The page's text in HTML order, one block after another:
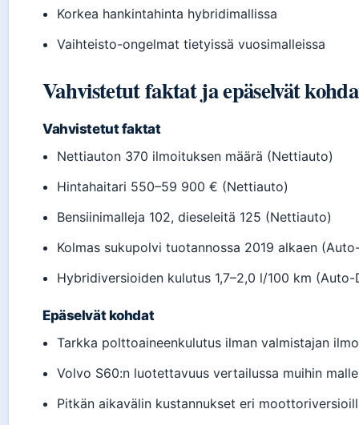
Korkea hankintahinta hybridimallissa
Vaihteisto-ongelmat tietyissä vuosimalleissa
Vahvistetut faktat ja epäselvät
Vahvistetut faktat
Nettiauton 370 ilmoituksen määrä (Nettiauto)
Hintahaitari 550–59 900 € (Nettiauto)
Bensiinimalleja 102, dieseleitä 125 (Nettiauto)
Kolmas sukupolvi tuotannossa 2019 alkaen
Hybridiversioiden kulutus 1,7–2,0 l/100 km
Epäselvät kohdat
Tarkka polttoaineenkulutus ilman valmistajan
Volvo S60:n luotettavuus vertailussa muihin
Pitkän aikavälin kustannukset eri